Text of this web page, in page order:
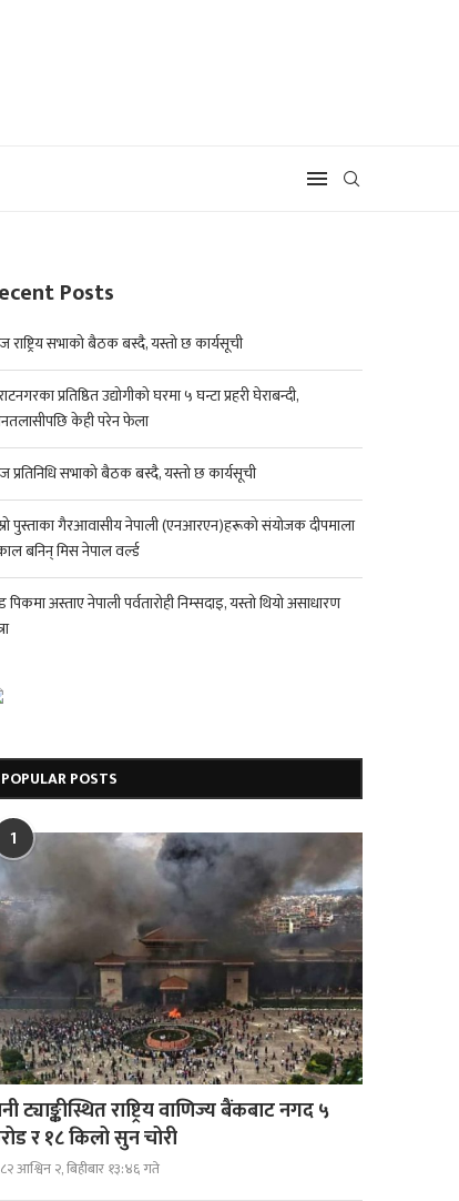
Posts
सभाको बैठक बस्दै, यस्तो छ कार्यसूची
प्रतिष्ठित उद्योगीको घरमा ५ घन्टा प्रहरी घेराबन्दी,
केही परेन फेला
सभाको बैठक बस्दै, यस्तो छ कार्यसूची
पुस्ताका गैरआवासीय नेपाली (एनआरएन)हरूको संयोजक दीपमाला
बनिन् मिस नेपाल वर्ल्ड
पिकमा अस्ताए नेपाली पर्वतारोही निम्सदाइ, यस्तो थियो असाधारण
POPULAR POSTS
1
ट्याङ्कीस्थित राष्ट्रिय वाणिज्य बैंकबाट नगद ५
र १८ किलो सुन चोरी
आश्विन २, बिहीबार १३:४६ गते